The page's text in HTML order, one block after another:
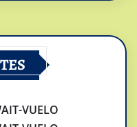
VUELO